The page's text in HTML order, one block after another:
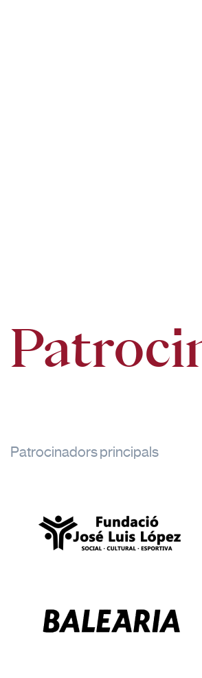
Patrocinadors principals